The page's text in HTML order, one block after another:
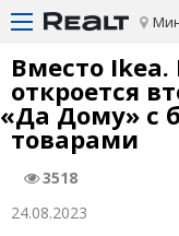
Вместо
откроется
«Да Дому» с
товарами
3518
24.08.2023